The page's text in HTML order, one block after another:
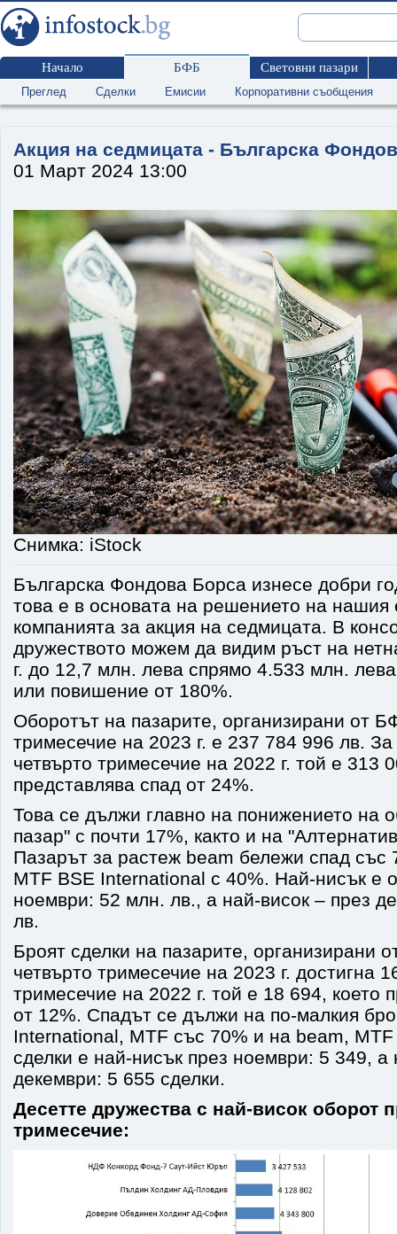
Начало БФБ Световни пазари
Преглед Сделки Емисии Корпоративни съобщения
Акция на седмицата - Българска
01 Март 2024 13:00
Снимка: iStock
Българска Фондова Борса изнесе добри
това е в основата на решението на нашия
компанията за акция на седмицата. В
дружеството можем да видим ръст на
г. до 12,7 млн. лева спрямо 4.533 млн.
или повишение от 180%.
Оборотът на пазарите, организирани от
тримесечие на 2023 г. е 237 784 996 лв.
четвърто тримесечие на 2022 г. той е 313
представлява спад от 24%.
Това се дължи главно на понижението на
пазар" с почти 17%, както и на
Пазарът за растеж beam бележи спад със
MTF BSE International с 40%. Най-нисък е
ноември: 52 млн. лв., а най-висок – през
лв.
Броят сделки на пазарите, организирани
четвърто тримесечие на 2023 г. достигна
тримесечие на 2022 г. той е 18 694, което
от 12%. Спадът се дължи на по-малкия
International, MTF със 70% и на beam,
сделки е най-нисък през ноември: 5 349, а
декември: 5 655 сделки.
Десетте дружества с най-висок оборот
тримесечие: